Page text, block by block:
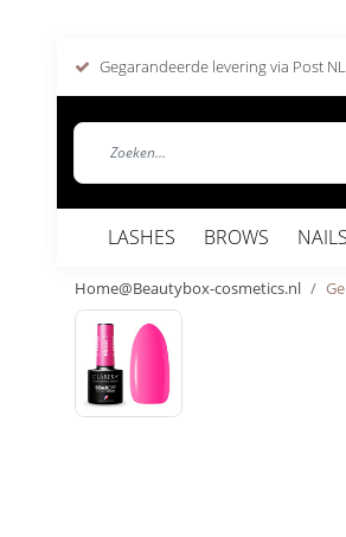
Gegarandeerde levering via Post NL
LASHES BROWS NAILS
Home@Beautybox-cosmetics.nl